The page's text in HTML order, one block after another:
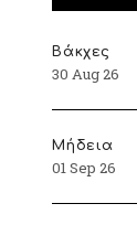
Βάκχες
30 Aug 26
Μήδεια
01 Sep 26